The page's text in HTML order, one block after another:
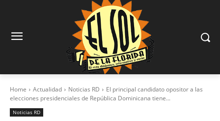
Home Actualidad Noticias RD
El principal candidato opositor a las
elecciones presidenciales de República Dominicana tiene...
Noticias RD